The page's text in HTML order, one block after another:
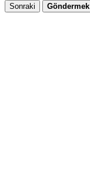
Sonraki Göndermek